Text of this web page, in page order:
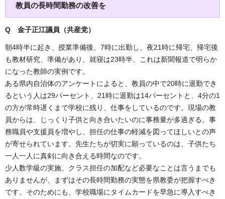
教員の長時間勤務の改善を
Q 金子正江議員（共産党）
朝4時半に起き、授業準備後、7時に出勤し、夜21時に帰宅、帰宅後
も教材研究、準備があり、就寝は23時半、これは新聞報道で明らか
になった教師の実例です。
ある県内自治体のアンケートによると、教員の中で20時に退勤でき
るという人は29パーセント、21時に退勤は14パーセントと、4分の1
の方が常時遅くまで学校に残り、仕事をしているのです。現場の教
員からは、じっくり子供と向き合いたいのに事務量が多過ぎる。事
務職員や支援員を増やし、担任の仕事の軽減を図ってほしいとの声
が寄せられています。先生たちが切実に願っているのは、子供たち
一人一人に真剣に向き合える時間なのです。
少人数学級の実施、クラス担任の加配など必要なことは言うまでも
ありませんが、まずはその長時間勤務の実態を県教委が把握すべき
です。そのためにも、学校職場にタイムカードを早急に導入すべき